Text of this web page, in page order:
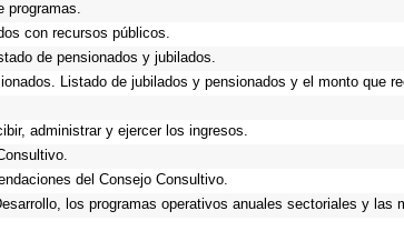
programas.
con recursos públicos.
de pensionados y jubilados.
Listado de jubilados y pensionados y el monto que
administrar y ejercer los ingresos.
del Consejo Consultivo.
los programas operativos anuales sectoriales y las